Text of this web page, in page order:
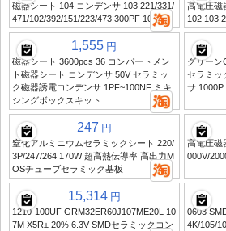
磁器シート 104 コンデンサ 103 221/331/
471/102/392/151/223/473 300PF 100nf
高電圧磁
102 103
1,555 円
磁器シート 3600pcs 36 コンパートメン
ト磁器シート コンデンサ 50V セラミッ
ク磁器誘電コンデンサ 1PF~100NF ミキ
シングボックスキット
グリーン
セラミッ
サ 1000P
247 円
窒化アルミニウムセラミックシート 220/
3P/247/264 170W 超高熱伝導率 高出力M
OSチューブセラミック基板
高電圧磁
000V/
15,314 円
1210-100UF GRM32ER60J107ME20L 10
7M X5R± 20% 6.3V SMDセラミックコン
0603
4K/105/